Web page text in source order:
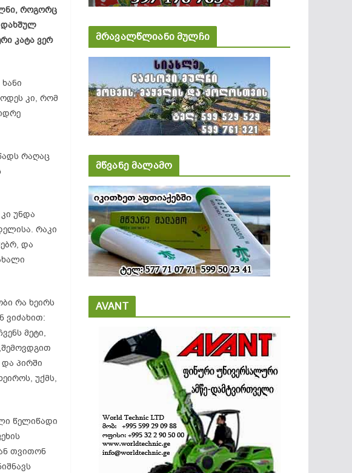
როგორც
დახშულ
კატა ვერ
კი, რომ
რაღაც
უნდა
რაკი
და
რა ხეირს
ვიძახით:
მეტი,
პირში
უქმს,
წელიწადი
თვითონ
მრავალწლიანი მულჩი
მწვანე მალამო
AVANT